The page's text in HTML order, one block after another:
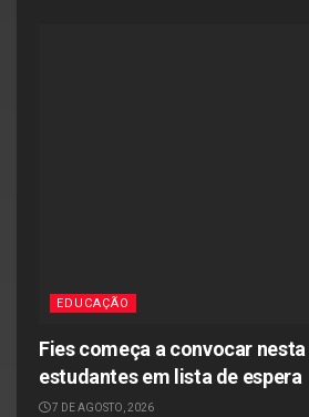
EDUCAÇÃO
Fies começa a convocar
estudantes em lista de espera
7 DE AGOSTO, 2026